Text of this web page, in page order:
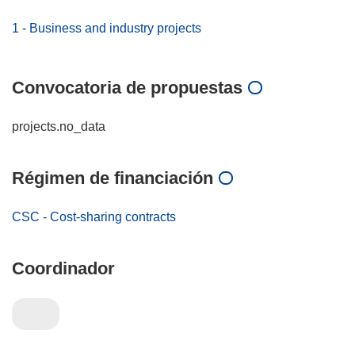
1 - Business and industry projects
Convocatoria de propuestas
projects.no_data
Régimen de financiación
CSC - Cost-sharing contracts
Coordinador